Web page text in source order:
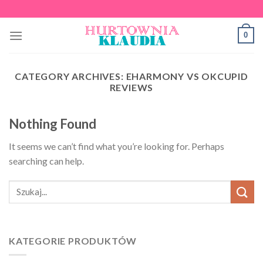
to
content
0
CATEGORY ARCHIVES: EHARMONY VS OKCUPID
REVIEWS
Nothing Found
It seems we can’t find what you’re looking for. Perhaps
searching can help.
KATEGORIE PRODUKTÓW